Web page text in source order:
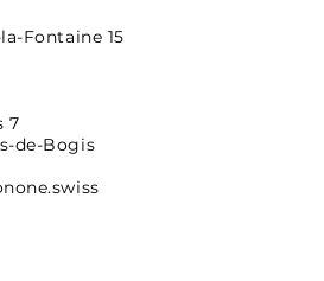
Fontaine 15
7
de-Bogis